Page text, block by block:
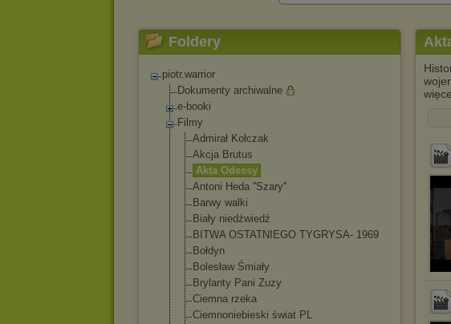
Foldery
piotr.warrior
Dokumenty archiwalne
e-booki
Filmy
Admirał Kołczak
Akcja Brutus
Akta Odessy
Antoni Heda ''Szary''
Barwy walki
Biały niedźwiedź
BITWA OSTATNIEGO TYGRYSA- 1969
Bołdyn
Bolesław Śmiały
Brylanty Pani Zuzy
Ciemna rzeka
Ciemnoniebieski świat PL